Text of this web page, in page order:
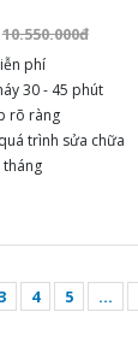
10.550.000đ
phí
30 - 45 phút
rõ ràng
trình sửa chữa
tháng
4 5 ...